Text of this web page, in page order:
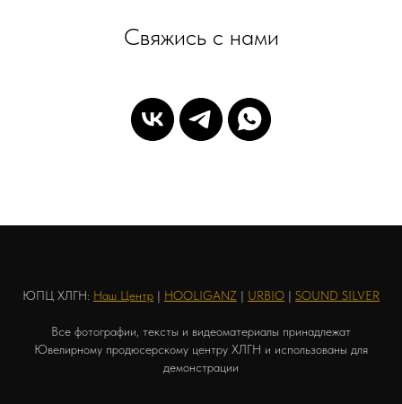
Свяжись с нами
ЮПЦ ХЛГН: Наш Центр | HOOLIGANZ | URBIO | SOUND SILVER
Все фотографии, тексты и видеоматериалы принадлежат
Ювелирному продюсерскому центру ХЛГН и использованы для
демонстрации